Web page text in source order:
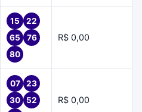
15
22
65
76
80
R$ 0,00
07
23
30
52
R$ 0,00